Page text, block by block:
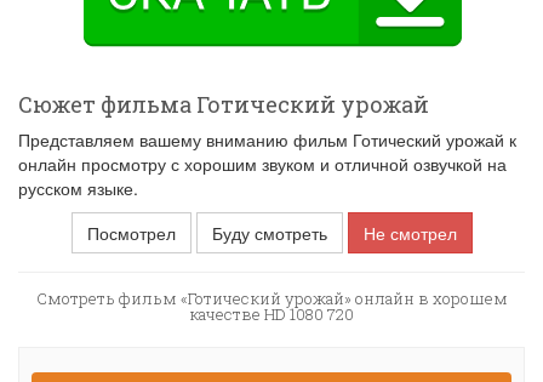
Сюжет фильма Готический урожай
Представляем вашему вниманию фильм Готический урожай к
онлайн просмотру с хорошим звуком и отличной озвучкой на
русском языке.
Посмотрел
Буду смотреть Не смотрел
Смотреть фильм «Готический урожай» онлайн в хорошем
качестве HD 1080 720